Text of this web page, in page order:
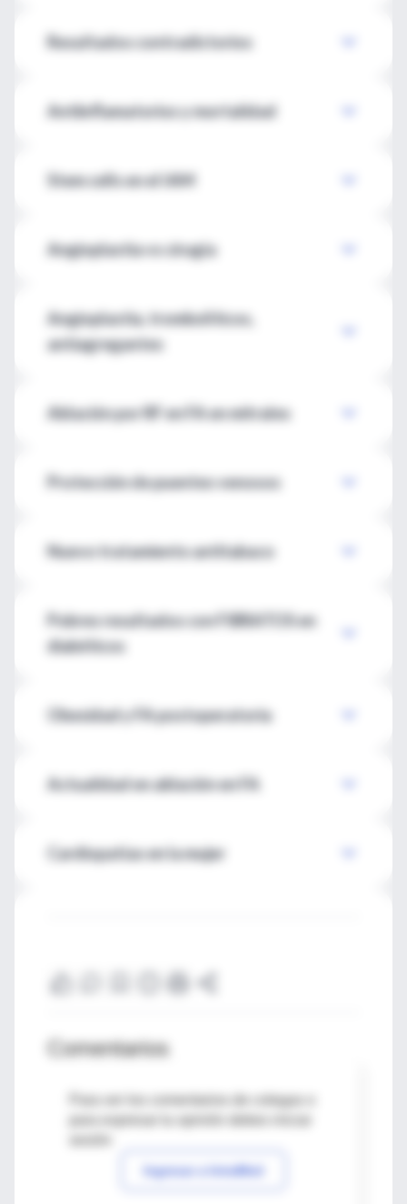
Resultados contradictorios
Antiinflamatorios y mortalidad
Stem cells en el IAM
Angioplastia vs cirugía
Angioplastia, trombolíticos,
antiagregantes
Ablación por RF en FA en mitrales
Protección de puentes venosos
Nuevo tratamiento antitabaco
Pobres resultados con FIBRATOS en
diabéticos
Obesidad y FA postoperatoria
Actualidad en ablación en FA
Cardiopatías en la mujer
Comentarios
Para ver los comentarios de colegas o
Ingresar a IntraMed